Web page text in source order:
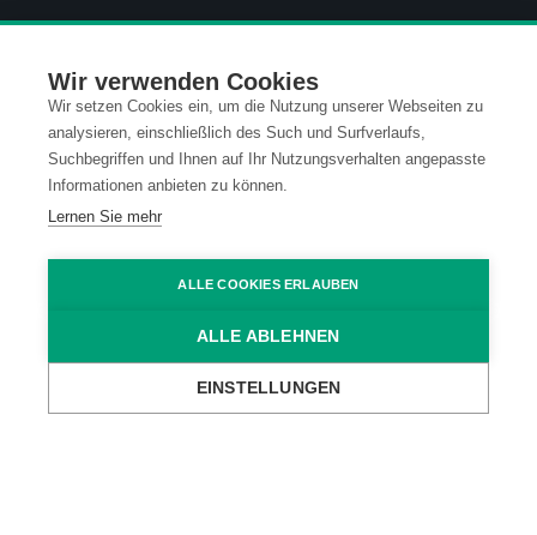
Wir verwenden Cookies
Wir setzen Cookies ein, um die Nutzung unserer Webseiten zu
analysieren, einschließlich des Such und Surfverlaufs,
Suchbegriffen und Ihnen auf Ihr Nutzungsverhalten angepasste
Informationen anbieten zu können.
Lernen Sie mehr
ALLE COOKIES ERLAUBEN
ALLE ABLEHNEN
EINSTELLUNGEN
Impressum
AGB
Code of Conduct